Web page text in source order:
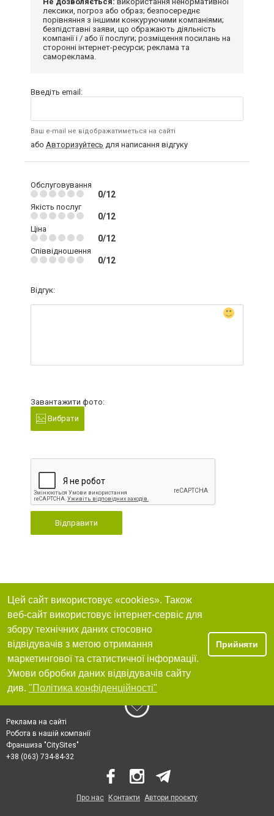
лексики, погроз або образ; безпосереднє
порівняння з іншими конкуруючими компаніями;
безпідставні заяви, що ображають діяльність
компанії і / або її послуги; розміщення посилань на
сторонні інтернет-ресурси; реклама та
самореклама.
Введіть email:
Ваш e-mail не відображатиметься на сайті
або Авторизуйтесь для написання відгуку
Обслуговування
0/12
Якість послуг
0/12
Ціна
0/12
Співвідношення
0/12
Відгук:
Завантажити фото:
Вибрати
Відправити
Цей сайт використовує «cookies». Також
веб-сайт використовує інтернет-сервіс для
збору технічних даних стосовно
відвідувачів з метою отримання
маркетингової та статистичної інформації.
Умови обробки даних відвідувачів сайту
див. "Політика конфіденційності"
Прийняти
Реклама на сайті
Робота в нашій компанії
Франшиза "CitySites"
+38 (063) 734-84-32
Про нас Контакти Автори проєкту